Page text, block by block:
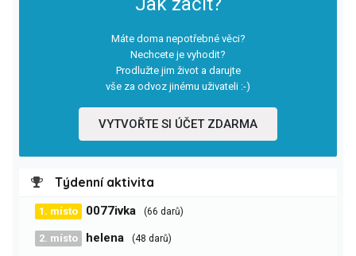
Máte doma nepotřebné věci?
Nechcete je vyhodit?
Prodlužte jim život a darujte
vše za odvoz jinému uživateli :-)
VYTVOŘTE SI ÚČET ZDARMA
Týdenní aktivita
1. místo 0077ivka (66 darů)
2. místo helena (48 darů)